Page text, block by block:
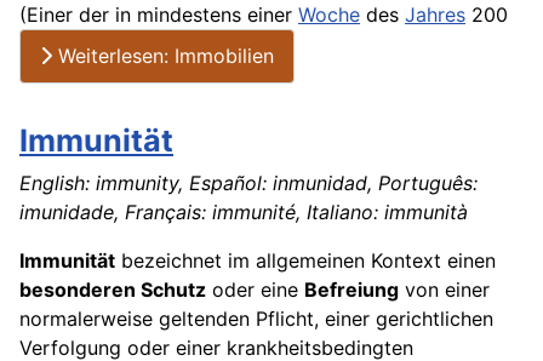
(Einer der in mindestens einer Woche des Jahres 200
Weiterlesen: Immobilien
Immunität
English: immunity, Español: inmunidad, Português:
imunidade, Français: immunité, Italiano: immunità
Immunität bezeichnet im allgemeinen Kontext einen
besonderen Schutz oder eine Befreiung von einer
normalerweise geltenden Pflicht, einer gerichtlichen
Verfolgung oder einer krankheitsbedingten